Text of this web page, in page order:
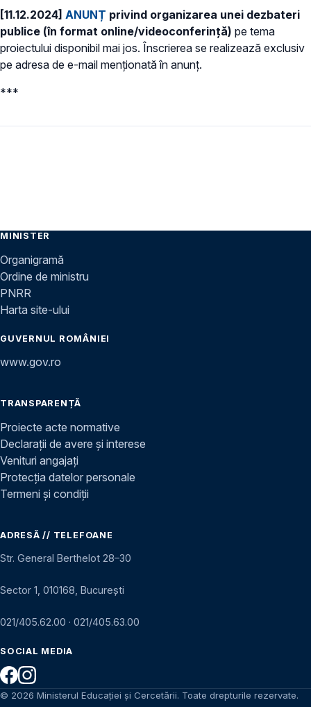
[11.12.2024] ANUNȚ privind organizarea unei dezbateri
publice (în format online/videoconferință) pe tema
proiectului disponibil mai jos. Înscrierea se realizează exclusiv
pe adresa de e-mail menționată în anunț.
***
MINISTER
Organigramă
Ordine de ministru
PNRR
Harta site-ului
GUVERNUL ROMÂNIEI
www.gov.ro
TRANSPARENȚĂ
Proiecte acte normative
Declarații de avere și interese
Venituri angajați
Protecția datelor personale
Termeni și condiții
ADRESĂ // TELEFOANE
Str. General Berthelot 28–30
Sector 1, 010168, București
021/405.62.00 · 021/405.63.00
SOCIAL MEDIA
© 2026 Ministerul Educației și Cercetării. Toate drepturile rezervate.